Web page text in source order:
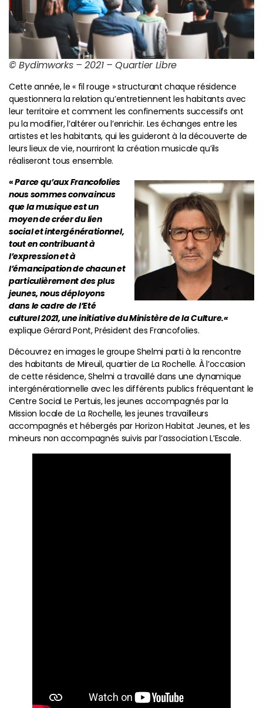
© Bydimworks – 2021 – Quartier Libre
Cette année, le « fil rouge » structurant chaque résidence
questionnera la relation qu’entretiennent les habitants avec
leur territoire et comment les confinements successifs ont
pu la modifier, l’altérer ou l’enrichir. Les échanges entre les
artistes et les habitants, qui les guideront à la découverte de
leurs lieux de vie, nourriront la création musicale qu’ils
réaliseront tous ensemble.
«Parce qu’aux Francofolies
nous sommes convaincus
que la musique est un
moyen de créer du lien
social et intergénérationnel,
tout en contribuant à
l’expression et à
l’émancipation de chacun et
particulièrement des plus
jeunes, nous déployons
dans le cadre de l’Eté
culturel 2021, une initiative du Ministère de la Culture.«
explique Gérard Pont, Président des Francofolies.
Découvrez en images le groupe Shelmi parti à la rencontre
des habitants de Mireuil, quartier de La Rochelle. À l’occasion
de cette résidence, Shelmi a travaillé dans une dynamique
intergénérationnelle avec les différents publics fréquentant le
Centre Social Le Pertuis, les jeunes accompagnés par la
Mission locale de La Rochelle, les jeunes travailleurs
accompagnés et hébergés par Horizon Habitat Jeunes, et les
mineurs non accompagnés suivis par l’association L’Escale.